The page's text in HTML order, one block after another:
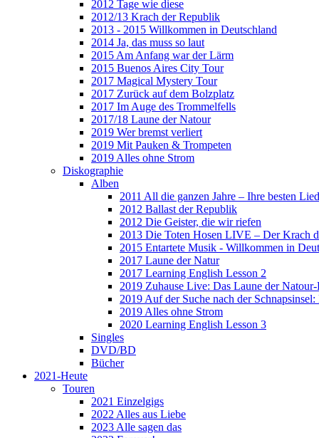
2012 Tage wie diese
2012/13 Krach der Republik
2013 - 2015 Willkommen in Deutschland
2014 Ja, das muss so laut
2015 Am Anfang war der Lärm
2015 Buenos Aires City Tour
2017 Magical Mystery Tour
2017 Zurück auf dem Bolzplatz
2017 Im Auge des Trommelfells
2017/18 Laune der Natour
2019 Wer bremst verliert
2019 Mit Pauken & Trompeten
2019 Alles ohne Strom
Diskographie
Alben
2011 All die ganzen Jahre – Ihre besten
2012 Ballast der Republik
2012 Die Geister, die wir riefen
2013 Die Toten Hosen LIVE – Der Krach
2015 Entartete Musik - Willkommen in
2017 Laune der Natur
2017 Learning English Lesson 2
2019 Zuhause Live: Das Laune der
2019 Auf der Suche nach der
2019 Alles ohne Strom
2020 Learning English Lesson 3
Singles
DVD/BD
Bücher
2021-Heute
Touren
2021 Einzelgigs
2022 Alles aus Liebe
2023 Alle sagen das